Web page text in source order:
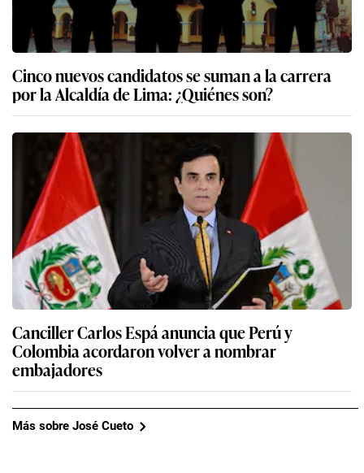
Cinco nuevos candidatos se suman a la carrera
por la Alcaldía de Lima: ¿Quiénes son?
Canciller Carlos Espá anuncia que Perú y
Colombia acordaron volver a nombrar
embajadores
Más sobre José Cueto